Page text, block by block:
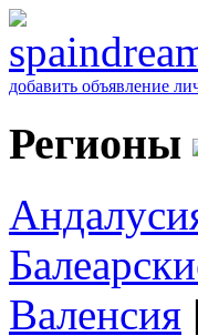
добавить объявление
Регионы
Валенсия